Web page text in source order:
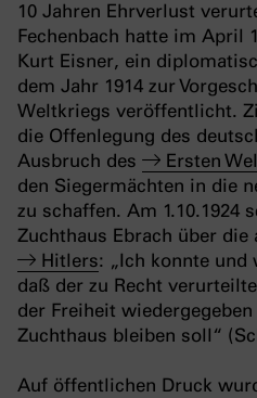
10 Jahren Ehrverlust
Fechenbach hatte im April
Kurt Eisner, ein
dem Jahr 1914 zur
Weltkriegs veröffentlicht.
die Offenlegung des
Ausbruch des
Ersten
den Siegermächten in die
zu schaffen. Am 1.10.1924
Zuchthaus Ebrach über die
Hitlers: „Ich konnte und
daß der zu Recht
der Freiheit
Zuchthaus bleiben soll“
Auf öffentlichen Druck